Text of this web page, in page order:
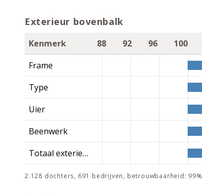
Exterieur bovenbalk
Kenmerk 88 92 96 100
Frame
Type
Uier
Beenwerk
Totaal exterieur
2.128 dochters, 691 bedrijven, betrouwbaarheid: 99%